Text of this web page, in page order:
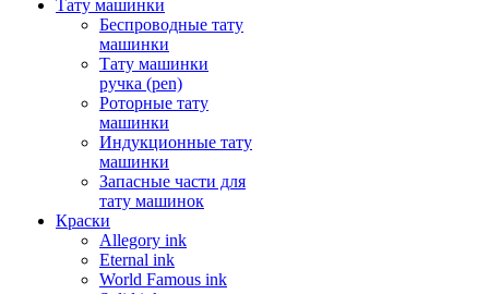
Тату машинки
Беспроводные тату
машинки
Тату машинки
ручка (pen)
Роторные тату
машинки
Индукционные тату
машинки
Запасные части для
тату машинок
Краски
Allegory ink
Eternal ink
World Famous ink